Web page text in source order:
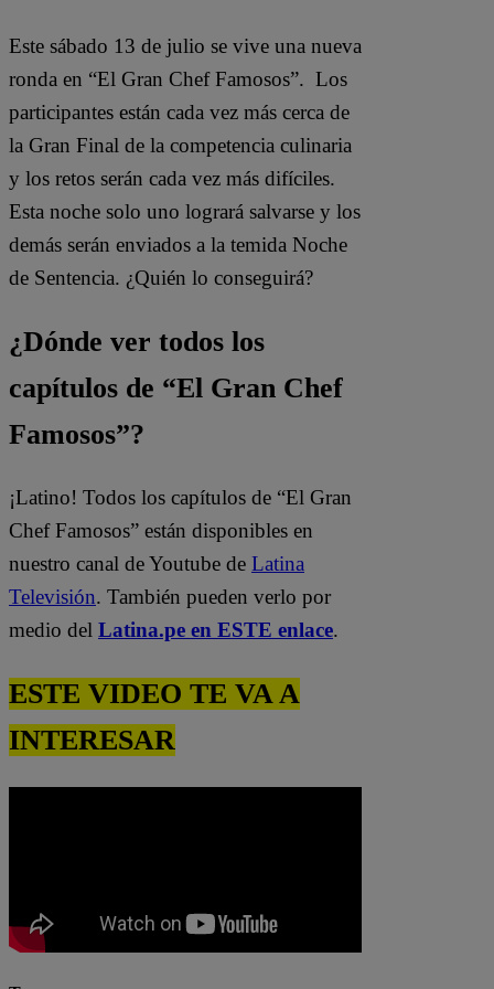
Este sábado 13 de julio se vive una nueva
ronda en “El Gran Chef Famosos”. Los
participantes están cada vez más cerca de
la Gran Final de la competencia culinaria
y los retos serán cada vez más difíciles.
Esta noche solo uno logrará salvarse y los
demás serán enviados a la temida Noche
de Sentencia. ¿Quién lo conseguirá?
¿Dónde ver todos los
capítulos de “El Gran Chef
Famosos”?
¡Latino! Todos los capítulos de “El Gran
Chef Famosos” están disponibles en
nuestro canal de Youtube de Latina
Televisión. También pueden verlo por
medio del Latina.pe en ESTE enlace.
ESTE VIDEO TE VA A
INTERESAR